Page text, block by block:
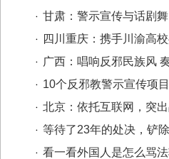
甘肃：警示宣传与话剧
四川重庆：携手川渝高
广西：唱响反邪民族风
10个反邪教警示宣传项
北京：依托互联网，突
等待了23年的处决，铲
看一看外国人是怎么骂